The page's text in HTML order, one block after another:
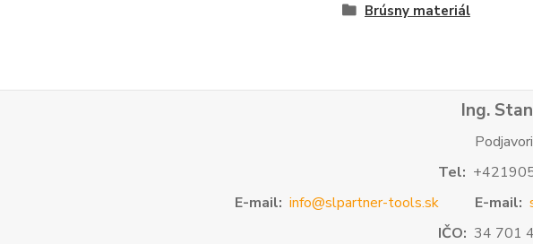
Brúsny materiál
Ing.
Tel:
E-mail: info@slpartner-tools.sk E-mail:
IČO: 34